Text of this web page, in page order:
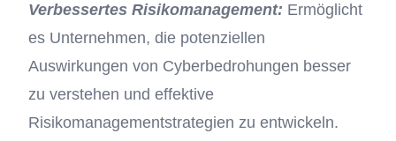
Verbessertes Risikomanagement: Ermöglicht
es Unternehmen, die potenziellen
Auswirkungen von Cyberbedrohungen besser
zu verstehen und effektive
Risikomanagementstrategien zu entwickeln.